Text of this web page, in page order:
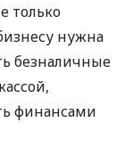
только
нужна
безналичные
финансами